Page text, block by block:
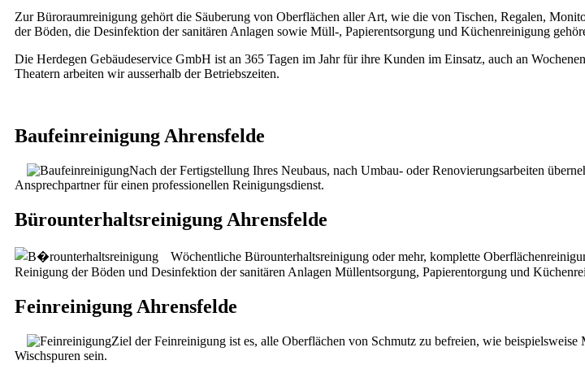
Zur Büroraumreinigung gehört die Säuberung von Oberflächen aller Art, wie die von Tischen, Regalen,
der Böden, die Desinfektion der sanitären Anlagen sowie Müll-, Papierentsorgung und Küchenreinigung
Die Herdegen Gebäudeservice GmbH ist an 365 Tagen im Jahr für ihre Kunden im Einsatz, auch an
Theatern arbeiten wir ausserhalb der Betriebszeiten.
Baufeinreinigung Ahrensfelde
Nach der Fertigstellung Ihres Neubaus, nach Umbau- oder Renovierungsarbeiten
Ansprechpartner für einen professionellen Reinigungsdienst.
Bürounterhaltsreinigung Ahrensfelde
Wöchentliche Bürounterhaltsreinigung oder mehr, komplette
Reinigung der Böden und Desinfektion der sanitären Anlagen Müllentsorgung, Papierentorgung und
Feinreinigung Ahrensfelde
Ziel der Feinreinigung ist es, alle Oberflächen von Schmutz zu befreien, wie
Wischspuren sein.